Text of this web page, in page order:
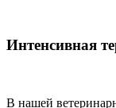
Интенсивная
В нашей